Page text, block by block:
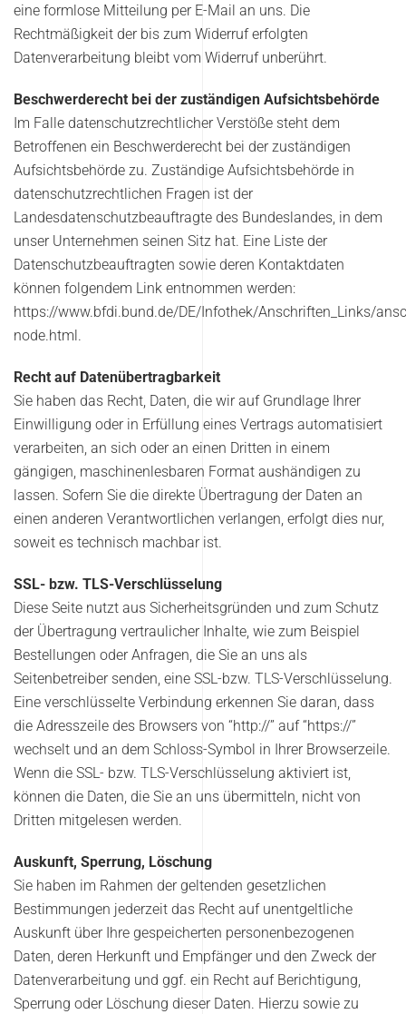
eine formlose Mitteilung per E-Mail an uns. Die
Rechtmäßigkeit der bis zum Widerruf erfolgten
Datenverarbeitung bleibt vom Widerruf unberührt.
Beschwerderecht bei der zuständigen Aufsichtsbehörde
Im Falle datenschutzrechtlicher Verstöße steht dem
Betroffenen ein Beschwerderecht bei der zuständigen
Aufsichtsbehörde zu. Zuständige Aufsichtsbehörde in
datenschutzrechtlichen Fragen ist der
Landesdatenschutzbeauftragte des Bundeslandes, in dem
unser Unternehmen seinen Sitz hat. Eine Liste der
Datenschutzbeauftragten sowie deren Kontaktdaten
können folgendem Link entnommen werden:
https://www.bfdi.bund.de/DE/Infothek/Anschriften_Links/
node.html.
Recht auf Datenübertragbarkeit
Sie haben das Recht, Daten, die wir auf Grundlage Ihrer
Einwilligung oder in Erfüllung eines Vertrags automatisiert
verarbeiten, an sich oder an einen Dritten in einem
gängigen, maschinenlesbaren Format aushändigen zu
lassen. Sofern Sie die direkte Übertragung der Daten an
einen anderen Verantwortlichen verlangen, erfolgt dies nur,
soweit es technisch machbar ist.
SSL- bzw. TLS-Verschlüsselung
Diese Seite nutzt aus Sicherheitsgründen und zum Schutz
der Übertragung vertraulicher Inhalte, wie zum Beispiel
Bestellungen oder Anfragen, die Sie an uns als
Seitenbetreiber senden, eine SSL-bzw. TLS-Verschlüsselung.
Eine verschlüsselte Verbindung erkennen Sie daran, dass
die Adresszeile des Browsers von “http://” auf “https://”
wechselt und an dem Schloss-Symbol in Ihrer Browserzeile.
Wenn die SSL- bzw. TLS-Verschlüsselung aktiviert ist,
können die Daten, die Sie an uns übermitteln, nicht von
Dritten mitgelesen werden.
Auskunft, Sperrung, Löschung
Sie haben im Rahmen der geltenden gesetzlichen
Bestimmungen jederzeit das Recht auf unentgeltliche
Auskunft über Ihre gespeicherten personenbezogenen
Daten, deren Herkunft und Empfänger und den Zweck der
Datenverarbeitung und ggf. ein Recht auf Berichtigung,
Sperrung oder Löschung dieser Daten. Hierzu sowie zu